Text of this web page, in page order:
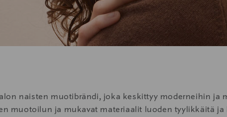
naisten muotibrändi, joka keskittyy moderneihin ja
muotoilun ja mukavat materiaalit luoden tyylikkäitä